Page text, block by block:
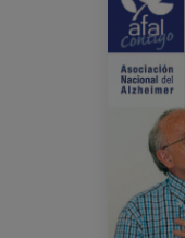
Trabaja con nosotros
Canal de denuncias